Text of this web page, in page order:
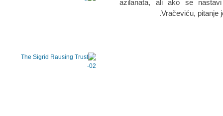
azilanata, ali ako se
Vračeviću, pitanje